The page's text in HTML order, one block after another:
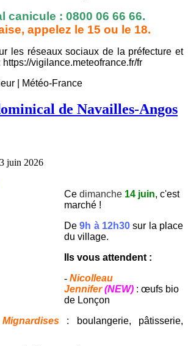
canicule : 0800 06 66 66.
appelez le 15 ou le 18.
les réseaux sociaux de la préfecture et
vigilance.meteofrance.fr/fr
| Météo-France
de Navailles-Angos
juin 2026
Ce dimanche 14 juin, c'est
marché !
De9h à 12h30 sur la place
du village.
Ils vous attendent :
- Nicolleau
Jennifer(NEW) : œufs bio
de Lonçon
: boulangerie, pâtisserie,